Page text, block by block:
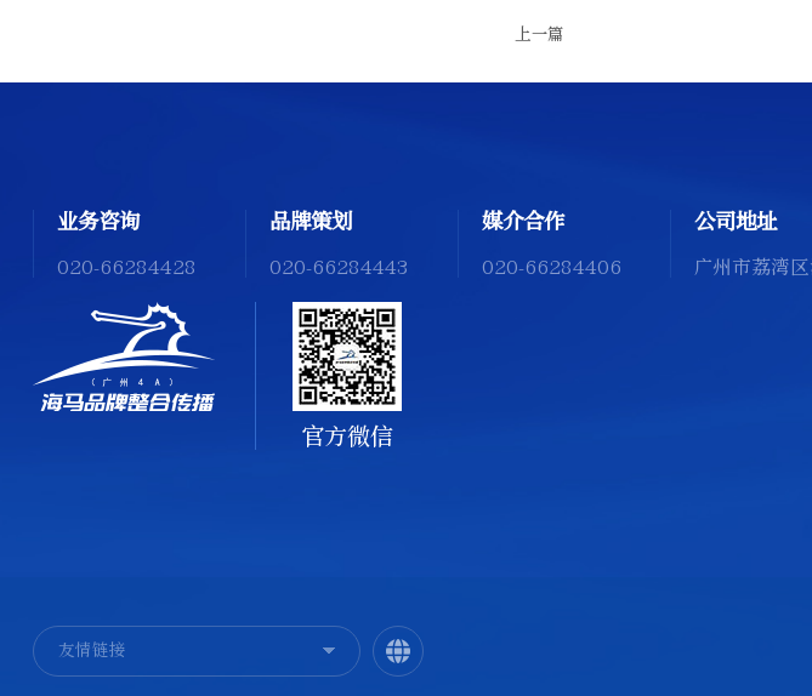
上一篇
业务咨询
020-66284428
品牌策划
020-66284443
媒介合作
020-66284406
公司地址
广州市荔湾
官方微信
友情链接